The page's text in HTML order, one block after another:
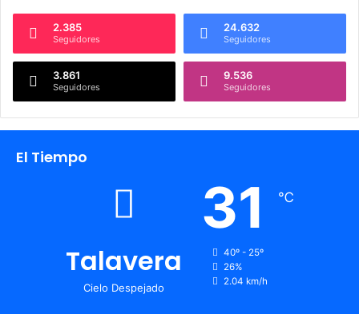
2.385
Seguidores
24.632
Seguidores
3.861
Seguidores
9.536
Seguidores
El Tiempo
Talavera
Cielo Despejado
31 ℃
40º - 25º
26%
2.04 km/h